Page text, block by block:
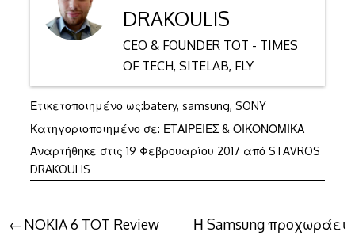
DRAKOULIS
CEO & FOUNDER TOT - TIMES
OF TECH, SITELAB, FLY
Ετικετοποιημένο ως:batery, samsung, SONY
Κατηγοριοποιημένο σε: ΕΤΑΙΡΕΙΕΣ & ΟΙΚΟΝΟΜΙΚΑ
Αναρτήθηκε στις 19 Φεβρουαρίου 2017 από STAVROS
DRAKOULIS
Πλοήγηση
NOKIA 6 TOT Review
Η Samsung προχωράει